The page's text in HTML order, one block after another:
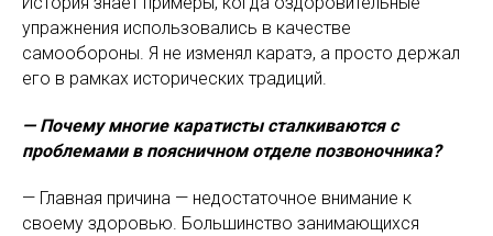
упражнения использовались в качестве
самообороны. Я не изменял каратэ, а просто держал
его в рамках исторических традиций.
— Почему многие каратисты сталкиваются с
проблемами в поясничном отделе позвоночника?
— Главная причина — недостаточное внимание к
своему здоровью. Большинство занимающихся